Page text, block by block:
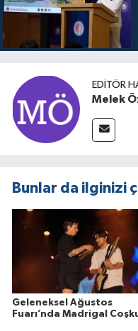
EDITÖR
Melek
Bunlar da ilginizi
Geleneksel Ağustos
Fuarı’nda Madrigal